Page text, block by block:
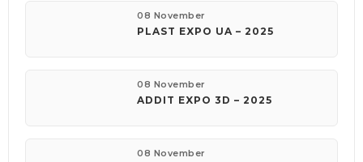
08 November
PLAST EXPO UA – 2025
08 November
ADDIT EXPO 3D – 2025
08 November